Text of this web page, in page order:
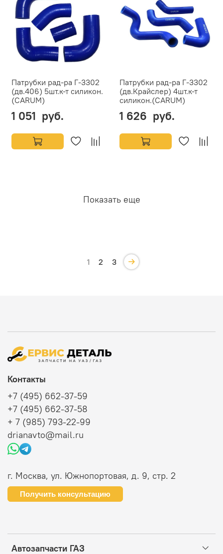
Патрубки рад-ра Г-3302
(дв.406) 5шт.к-т силикон.
(CARUM)
1 051 руб.
Патрубки рад-ра Г-3302
(дв.Крайслер) 4шт.к-т
силикон.(CARUM)
1 626 руб.
Показать еще
1 2 3
Автозапчасти ГАЗ
Контакты
+7 (495) 662-37-59
+7 (495) 662-37-58
+ 7 (985) 793-22-99
drianavto@mail.ru
г. Москва, ул. Южнопортовая, д. 9, стр. 2
Получить консультацию